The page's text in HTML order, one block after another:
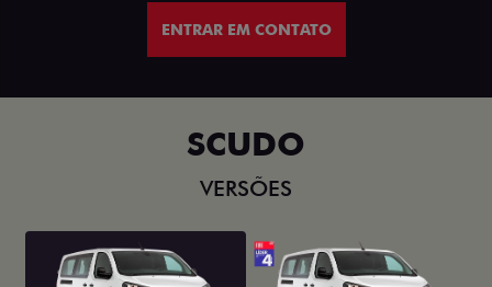
ENTRAR EM CONTATO
SCUDO
VERSÕES